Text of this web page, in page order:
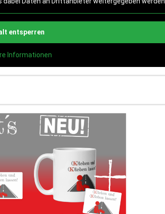
entsperren
Informationen